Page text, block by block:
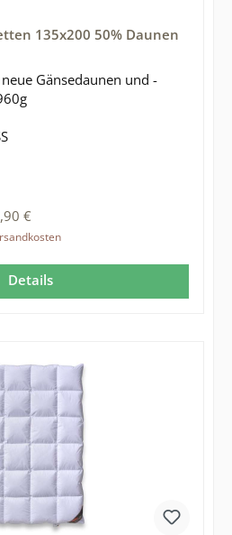
50% Daunen
Gänsedaunen und -
€
Details